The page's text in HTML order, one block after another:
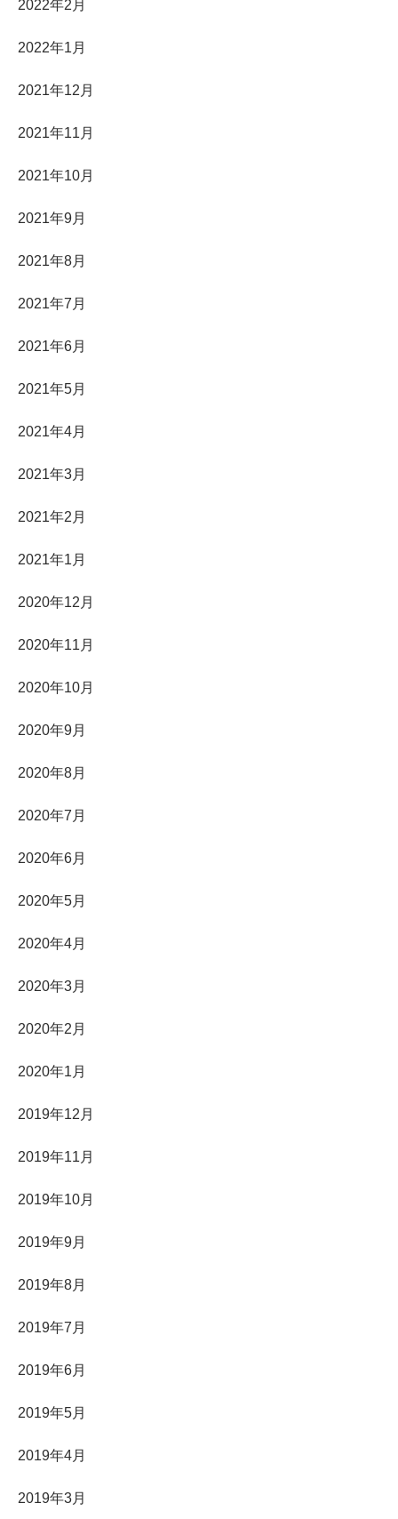
2022年2月
2022年1月
2021年12月
2021年11月
2021年10月
2021年9月
2021年8月
2021年7月
2021年6月
2021年5月
2021年4月
2021年3月
2021年2月
2021年1月
2020年12月
2020年11月
2020年10月
2020年9月
2020年8月
2020年7月
2020年6月
2020年5月
2020年4月
2020年3月
2020年2月
2020年1月
2019年12月
2019年11月
2019年10月
2019年9月
2019年8月
2019年7月
2019年6月
2019年5月
2019年4月
2019年3月